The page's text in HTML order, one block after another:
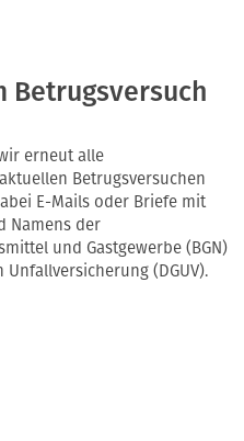
Betrugsversuch
erneut alle
Betrugsversuchen
E-Mails oder Briefe mit
Namens der
und Gastgewerbe (BGN)
(DGUV).